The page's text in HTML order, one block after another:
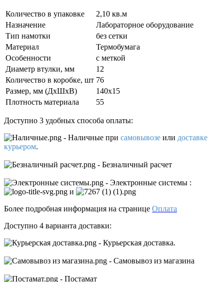
Количество в упаковке
2,10 кв.м
Назначение
Лабораторное оборудование
Тип намотки
без сетки
Материал
Термобумага
Особенности
с меткой
Диаметр втулки, мм
12
Количество в коробке, шт 76
Размер, мм (ДxШxВ)
140х15
Плотность материала
55
Доступно 3 удобных способа оплаты:
- Наличные при самовывозе или доставке
курьером.
- Безналичный расчет
- Электронные системы :
и
Более подробная информация на странице Оплата
Доступно 4 варианта доставки:
- Курьерская доставка.
- Самовывоз из магазина
- Постамат